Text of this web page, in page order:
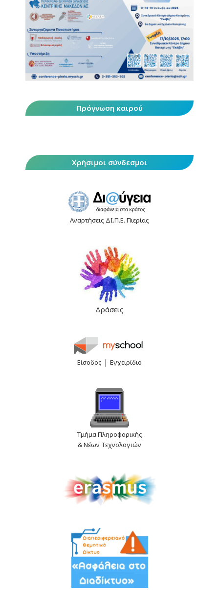
Πρόγνωση καιρού
Χρήσιμοι σύνδεσμοι
Αναρτήσεις ΔΙ.Π.Ε. Πιερίας
Δράσεις
Είσοδος | Εγχειρίδιο
Τμήμα Πληροφορικής
& Νέων Τεχνολογιών